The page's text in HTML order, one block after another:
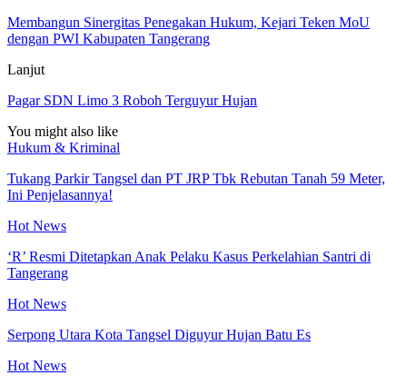
Membangun Sinergitas Penegakan Hukum, Kejari Teken MoU
dengan PWI Kabupaten Tangerang
Lanjut
Pagar SDN Limo 3 Roboh Terguyur Hujan
You might also like
Hukum & Kriminal
Tukang Parkir Tangsel dan PT JRP Tbk Rebutan Tanah 59 Meter,
Ini Penjelasannya!
Hot News
‘R’ Resmi Ditetapkan Anak Pelaku Kasus Perkelahian Santri di
Tangerang
Hot News
Serpong Utara Kota Tangsel Diguyur Hujan Batu Es
Hot News